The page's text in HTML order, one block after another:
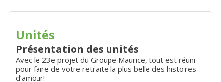
Unités
Présentation des unités
Avec le 23e projet du Groupe Maurice, tout est réuni
pour faire de votre retraite la plus belle des histoires
d’amour!